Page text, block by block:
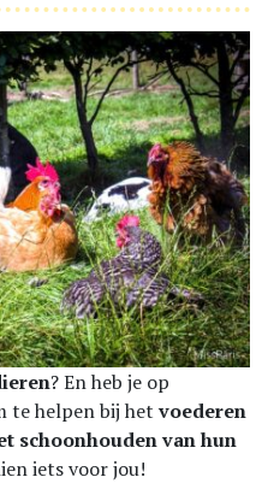
? En heb je op
te helpen bij het voederen
schoonhouden van hun
iets voor jou!